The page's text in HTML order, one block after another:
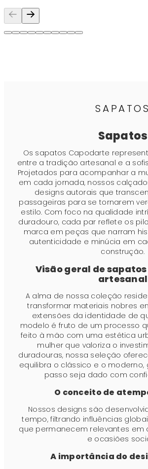
SAPATOS
Sapatos
Os sapatos Capodarte
entre a tradição artesanal e a
Projetados para acompanhar a
em cada jornada, nossos
designs autorais que
passageiras para se tornarem
estilo. Com foco na qualidade
duradouro, cada par reflete os
marca em peças que narram
autenticidade e minúcia em
construção.
Visão geral de
artesanal
A alma de nossa coleção
transformar materiais nobres
extensões da identidade de
modelo é fruto de um processo
feito à mão com uma estética
mulher que valoriza o
duradouras, nossa seleção
equilibra o clássico e o
passo seja dado com
O conceito de
Nossos designs são
tempo, filtrando influências
que permanecem relevantes em
e ocasiões
A importância do